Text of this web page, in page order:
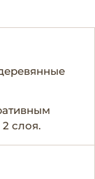
слоя.